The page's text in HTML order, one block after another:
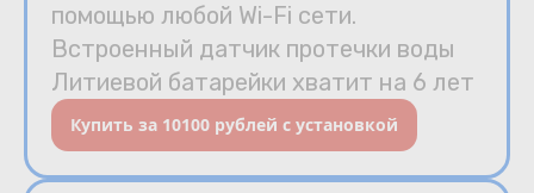
помощью любой Wi-Fi сети.
Встроенный датчик протечки воды
Литиевой батарейки хватит на 6 лет
Купить за 10100 рублей с установкой